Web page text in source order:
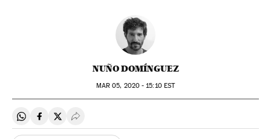
NUÑO DOMÍNGUEZ
MAR 05, 2020 - 15:10EST
Compartir en Whatsapp
Compartir en Facebook
Compartir en Twitter
Desplegar Redes Sociales